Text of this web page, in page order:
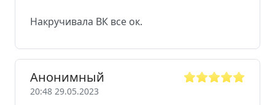
Накручивала ВК все ок.
Анонимный
20:48 29.05.2023